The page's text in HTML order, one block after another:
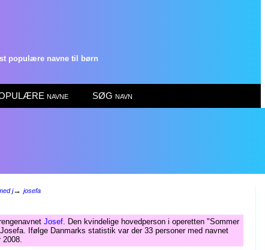
populære navne til børn
navne SØG navn
j→ josefa
Josef. Den kvindelige hovedperson i operetten "Sommer
Ifølge Danmarks statistik var der 33 personer med navnet
2008.